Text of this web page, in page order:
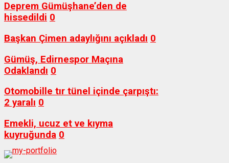
Deprem Gümüşhane’den de
hissedildi 0
Başkan Çimen adaylığını açıkladı 0
Gümüş, Edirnespor Maçına
Odaklandı 0
Otomobille tır tünel içinde çarpıştı:
2 yaralı 0
Emekli, ucuz et ve kıyma
kuyruğunda 0